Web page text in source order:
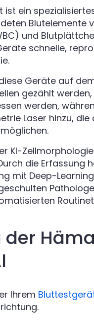
ist ein
Blutelemente
und
schnelle,
Geräte auf
gezählt
werden,
Laser hinzu,
KI-
die Erfassung
mit Deep-
der
Ihrem